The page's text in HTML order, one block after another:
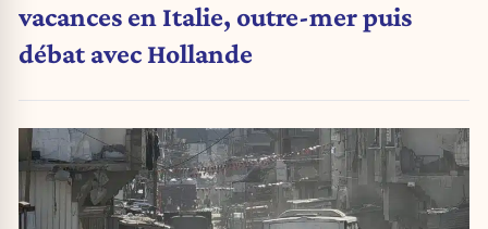
vacances en Italie, outre-mer puis
débat avec Hollande